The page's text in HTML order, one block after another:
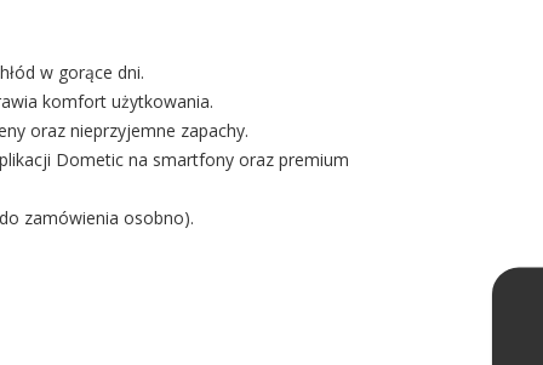
w gorące dni.
komfort użytkowania.
oraz nieprzyjemne zapachy.
Dometic na smartfony oraz premium
zamówienia osobno).